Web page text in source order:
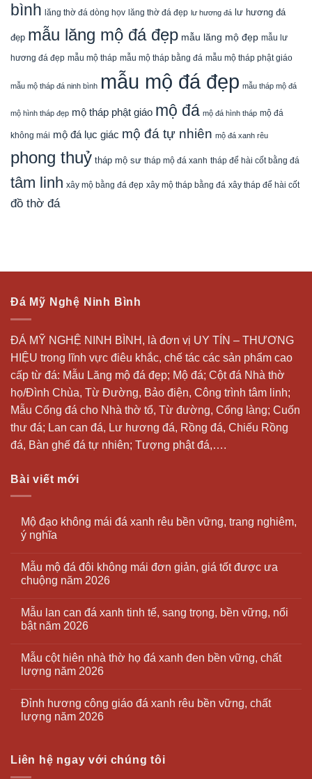
bình lăng thờ đá dòng họv lăng thờ đá đẹp lư hương đá lư hương đá
đẹp mẫu lăng mộ đá đẹp mẫu lăng mộ đẹp mẫu lư
hương đá đẹp mẫu mộ tháp mẫu mộ tháp bằng đá mẫu mộ tháp phật giáo
mẫu mộ tháp đá ninh bình mẫu mộ đá đẹp mẫu tháp mộ đá
mộ hình tháp đẹp mộ tháp phật giáo mộ đá mộ đá hình tháp mộ đá
không mái mộ đá lục giác mộ đá tự nhiên mộ đá xanh rêu
phong thuỷ tháp mộ sư tháp mộ đá xanh tháp để hài cốt bằng đá
tâm linh xây mộ bằng đá đẹp xây mộ tháp bằng đá xây tháp để hài cốt
đồ thờ đá
Đá Mỹ Nghệ Ninh Bình
ĐÁ MỸ NGHỆ NINH BÌNH, là đơn vị UY TÍN – THƯƠNG
HIỆU trong lĩnh vực điêu khắc, chế tác các sản phẩm cao
cấp từ đá: Mẫu Lăng mộ đá đẹp; Mộ đá; Cột đá Nhà thờ
họ/Đình Chùa, Từ Đường, Bảo điện, Công trình tâm linh;
Mẫu Cổng đá cho Nhà thờ tổ, Từ đường, Cổng làng; Cuốn
thư đá; Lan can đá, Lư hương đá, Rồng đá, Chiếu Rồng
đá, Bàn ghế đá tự nhiên; Tượng phật đá,….
Bài viết mới
Mộ đạo không mái đá xanh rêu bền vững, trang nghiêm,
ý nghĩa
Mẫu mộ đá đôi không mái đơn giản, giá tốt được ưa
chuộng năm 2026
Mẫu lan can đá xanh tinh tế, sang trọng, bền vững, nổi
bật năm 2026
Mẫu cột hiên nhà thờ họ đá xanh đen bền vững, chất
lượng năm 2026
Đỉnh hương công giáo đá xanh rêu bền vững, chất
lượng năm 2026
Liên hệ ngay với chúng tôi